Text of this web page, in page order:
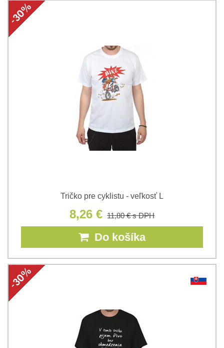
Tričko pre cyklistu - veľkosť L
8,26 € 11,80 €s DPH
Do košíka